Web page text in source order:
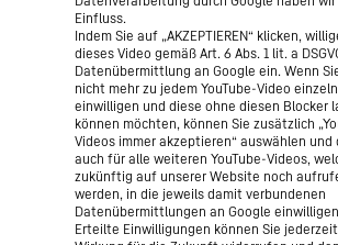
Einfluss.
Indem Sie auf „AKZEPTIEREN“ klicken,
dieses Video gemäß Art. 6 Abs. 1 lit. a
Datenübermittlung an Google ein. Wenn
nicht mehr zu jedem YouTube-Video einzeln
einwilligen und diese ohne diesen Blocker
können möchten, können Sie zusätzlich
Videos immer akzeptieren“ auswählen und
auch für alle weiteren YouTube-Videos,
zukünftig auf unserer Website noch
werden, in die jeweils damit verbundenen
Datenübermittlungen an Google
Erteilte Einwilligungen können Sie